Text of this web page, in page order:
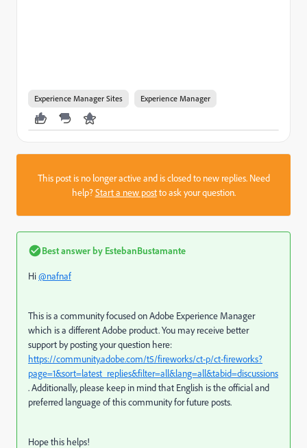
Experience Manager Sites Experience Manager
This post is no longer active and is closed to new replies. Need
help?Start a new postto ask your question.
Best answer by EstebanBustamante
Hi@nafnaf
This is a community focused on Adobe Experience Manager
which is a different Adobe product. You may receive better
support by posting your question here:
https://community.adobe.com/t5/fireworks/ct-p/ct-fireworks?
page=1&sort=latest_replies&filter=all&lang=all&tabid=discussions
. Additionally, please keep in mind that English is the official and
preferred language of this community for future posts.
Hope this helps!